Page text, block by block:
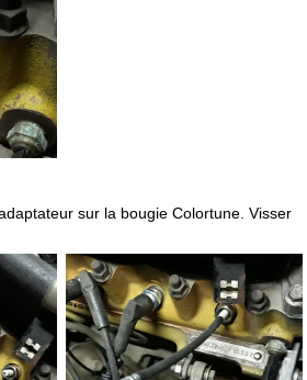
sur la bougie Colortune. Visser